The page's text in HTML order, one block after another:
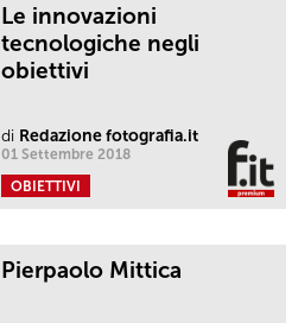
Le innovazioni
tecnologiche negli
obiettivi
di Redazione fotografia.it
01 Settembre 2018
OBIETTIVI
Pierpaolo Mittica